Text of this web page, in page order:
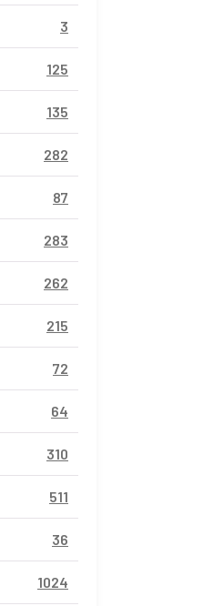
3
125
135
282
87
283
262
215
72
64
310
511
36
1024